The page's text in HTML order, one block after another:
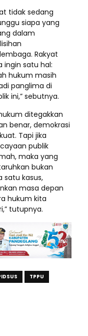
tidak sedang
siapa yang
dalam
Rakyat
ingin satu hal:
hukum masih
panglima di
ini,” sebutnya.
ditegakkan
benar, demokrasi
Tapi jika
publik
maka yang
bukan
satu kasus,
masa depan
hukum kita
tutupnya.
TPPU